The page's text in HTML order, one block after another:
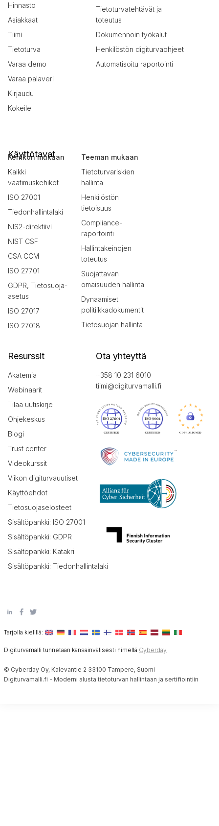
Hinnasto
Asiakkaat
Tiimi
Tietoturva
Varaa demo
Varaa palaveri
Kirjaudu
Kokeile
Tietoturvatehtävät ja
toteutus
Dokumennoin työkalut
Henkilöstön digiturvaohjeet
Automatisoitu raportointi
Käyttötavat
Kehikon mukaan
Kaikki
vaatimuskehikot
ISO 27001
Tiedonhallintalaki
NIS2-direktiivi
NIST CSF
CSA CCM
ISO 27701
GDPR, Tietosuoja-
asetus
ISO 27017
ISO 27018
Teeman mukaan
Tietoturvariskien
hallinta
Henkilöstön
tietoisuus
Compliance-
raportointi
Hallintakeinojen
toteutus
Suojattavan
omaisuuden hallinta
Dynaamiset
politiikkadokumentit
Tietosuojan hallinta
Resurssit
Akatemia
Webinaarit
Tilaa uutiskirje
Ohjekeskus
Blogi
Trust center
Videokurssit
Viikon digiturvauutiset
Käyttöehdot
Tietosuojaselosteet
Sisältöpankki: ISO 27001
Sisältöpankki: GDPR
Sisältöpankki: Katakri
Sisältöpankki: Tiedonhallintalaki
Ota yhteyttä
+358 10 231 6010
tiimi@digiturvamalli.fi
Tarjolla kielillä:
Digiturvamalli tunnetaan kansainvälisesti nimellä Cyberday
© Cyberday Oy, Kalevantie 2 33100 Tampere, Suomi
Digiturvamalli.fi - Moderni alusta tietoturvan hallintaan ja sertifiointiin